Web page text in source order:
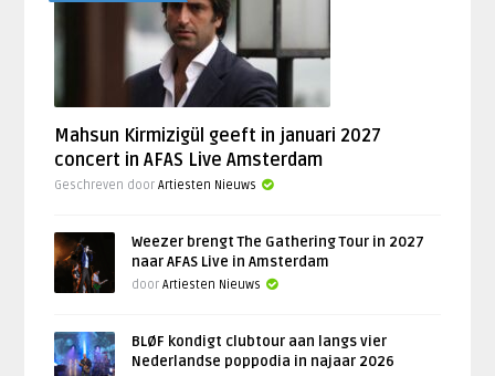
Mahsun Kirmizigül geeft in januari 2027
concert in AFAS Live Amsterdam
Geschreven doorArtiesten Nieuws
Weezer brengt The Gathering Tour in 2027
naar AFAS Live in Amsterdam
doorArtiesten Nieuws
BLØF kondigt clubtour aan langs vier
Nederlandse poppodia in najaar 2026